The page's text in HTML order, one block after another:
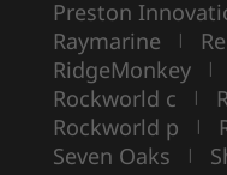
Preston
Raymarine |
RidgeMonkey |
Rockworld c |
Rockworld p |
Seven Oaks |